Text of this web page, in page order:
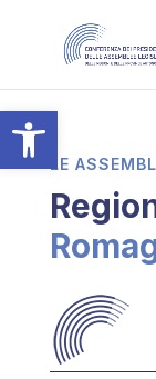
Apri la barra degli
LE